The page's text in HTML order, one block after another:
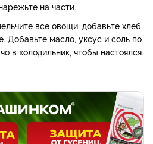
на части.
все овощи, добавьте хлеб
Добавьте масло, уксус и соль по
в холодильник, чтобы настоялся.